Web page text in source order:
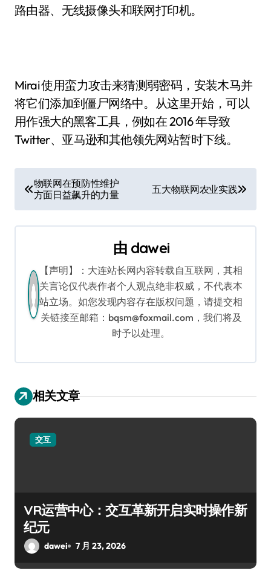
路由器、无线摄像头和联网打印机。
Mirai 使用蛮力攻击来猜测弱密码，安装木马并
将它们添加到僵尸网络中。从这里开始，可以
用作强大的黑客工具，例如在 2016 年导致
Twitter、亚马逊和其他领先网站暂时下线。
文
章
导
物联网在预防性维护
方面日益飙升的力量
五大物联网农业实践
由 dawei
【声明】：大连站长网内容转载自互联网，其相
关言论仅代表作者个人观点绝非权威，不代表本
站立场。如您发现内容存在版权问题，请提交相
关链接至邮箱：bqsm@foxmail.com，我们将及
时予以处理。
相关文章
交互
VR运营中心：交互革新开启实时操作新
纪元
dawei 7 月 23, 2026